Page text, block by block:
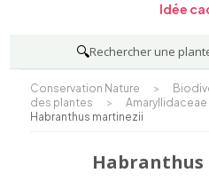
Idée
🔍Rechercher une
Conservation Nature >
des plantes
> Amaryllidaceae
Habranthus martinezii